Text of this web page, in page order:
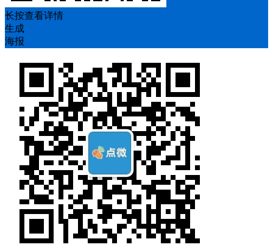
长按查看详情
生成
海报